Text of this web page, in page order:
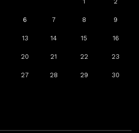
6 7 8 9
13 14 15 16
20 21 22 23
27 28 29 30